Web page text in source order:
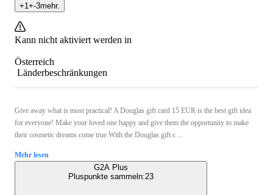
+1+-3mehr.
Kann nicht aktiviert werden in
Österreich
Länderbeschränkungen
Give away what is most practical! A Douglas gift card 15 EUR is the best gift idea
for everyone! Make your loved one happy and give them the opportunity to make
their cosmetic dreams come true.With the Douglas gift c ...
Mehr lesen
G2A Plus
Pluspunkte sammeln:23